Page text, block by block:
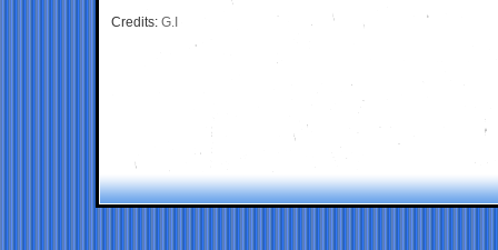
Credits: G.I